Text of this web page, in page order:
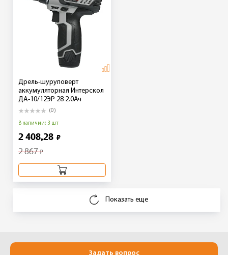
Дрель-шуруповерт
аккумуляторная Интерскол
ДА-10/12ЭР 28 2.0Ач
(0)
В наличии: 3 шт
2 408,28 ₽
2 867₽
Показать еще
Задать вопрос